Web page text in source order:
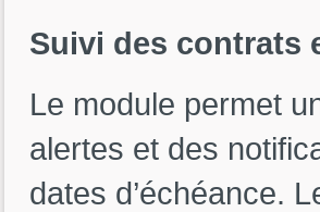
Suivi des contrats
Le module permet
alertes et des
dates d’échéance.